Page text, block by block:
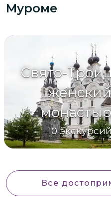
Муроме
Свято-
женский
10
Все